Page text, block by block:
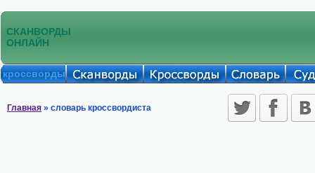
СКАНВОРДЫ
ОНЛАЙН
кроссворды
Главная » словарь кроссвордиста